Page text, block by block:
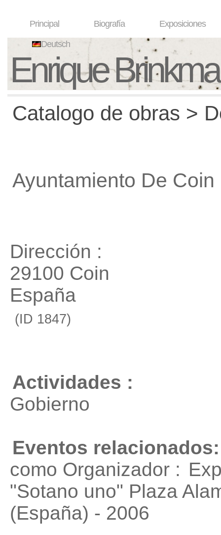
Principal Biografía Exposiciones
Deutsch
Enrique
Catalogo de obras >
Ayuntamiento De Coin
Dirección :
29100 Coin
España
(ID 1847)
Actividades :
Gobierno
Eventos relacionados:
como Organizador :
"Sotano uno" Plaza
(España) - 2006